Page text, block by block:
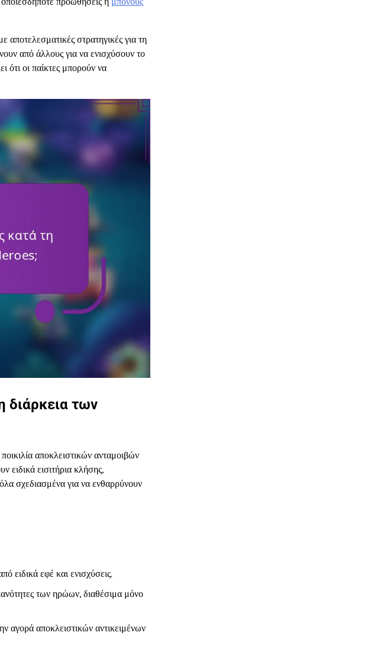
αποτελεσματικές στρατηγικές για τη
από άλλους για να ενισχύσουν το
ότι οι παίκτες μπορούν να
διάρκεια των
αποκλειστικών ανταμοιβών
ειδικά εισιτήρια κλήσης,
σχεδιασμένα για να ενθαρρύνουν
ειδικά εφέ και ενισχύσεις.
των ηρώων, διαθέσιμα μόνο
αγορά αποκλειστικών αντικειμένων